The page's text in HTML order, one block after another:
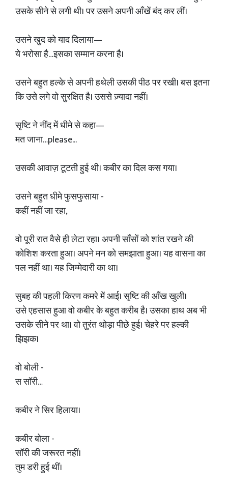
उसके सीने से लगी थी। पर उसने अपनी आँखें बंद कर लीं।
उसने खुद को याद दिलाया—
ये भरोसा है…इसका सम्मान करना है।
उसने बहुत हल्के से अपनी हथेली उसकी पीठ पर रखी। बस इतना
कि उसे लगे वो सुरक्षित है। उससे ज़्यादा नहीं।
सृष्टि ने नींद में धीमे से कहा—
मत जाना…please...
उसकी आवाज़ टूटती हुई थी। कबीर का दिल कस गया।
उसने बहुत धीमे फुसफुसाया -
कहीं नहीं जा रहा,
वो पूरी रात वैसे ही लेटा रहा। अपनी साँसों को शांत रखने की
कोशिश करता हुआ। अपने मन को समझाता हुआ। यह वासना का
पल नहीं था। यह जिम्मेदारी का था।
सुबह की पहली किरण कमरे में आई। सृष्टि की आँख खुली।
उसे एहसास हुआ वो कबीर के बहुत करीब है। उसका हाथ अब भी
उसके सीने पर था। वो तुरंत थोड़ा पीछे हुई। चेहरे पर हल्की
झिझक।
वो बोली -
स सॉरी…
कबीर ने सिर हिलाया।
कबीर बोला -
सॉरी की जरूरत नहीं।
तुम डरी हुई थीं।